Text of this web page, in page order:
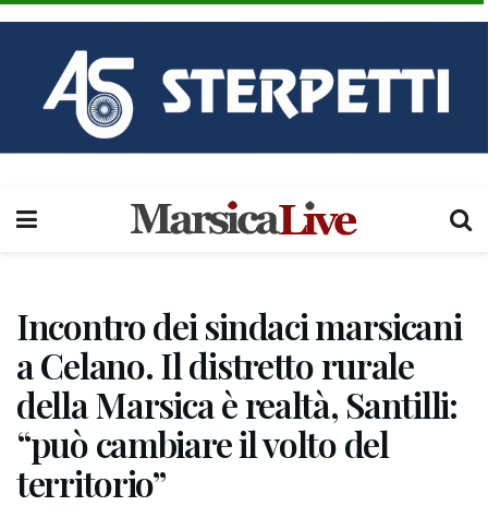
Incontro dei sindaci marsicani
a Celano. Il distretto rurale
della Marsica è realtà, Santilli:
“può cambiare il volto del
territorio”